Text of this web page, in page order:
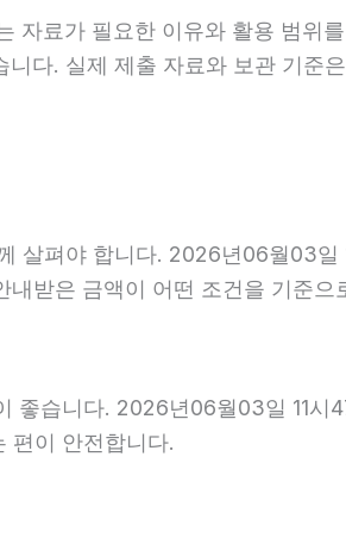
자료가 필요한 이유와 활용 범위
니다. 실제 제출 자료와 보관 기준
살펴야 합니다. 2026년06월03일
받은 금액이 어떤 조건을 기준으
좋습니다. 2026년06월03일 11시
편이 안전합니다.